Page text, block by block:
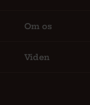
Om os
Viden